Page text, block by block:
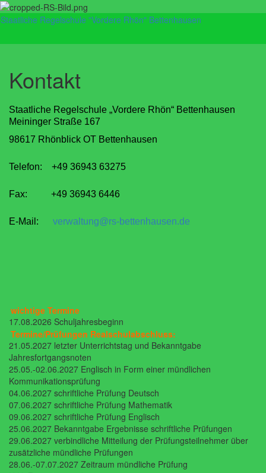
Staatliche Regelschule "Vordere Rhön" Bettenhausen
Kontakt
Staatliche Regelschule „Vordere Rhön“ Bettenhausen
Meininger Straße 167
98617 Rhönblick OT Bettenhausen
Telefon: +49 36943 63275
Fax: +49 36943 6446
E-Mail: verwaltung@rs-bettenhausen.de
wichtige Termine
17.08.2026 Schuljahresbeginn
Termine/Prüfungen Realschulabschluss:
21.05.2027 letzter Unterrichtstag und Bekanntgabe
Jahresfortgangsnoten
25.05.-02.06.2027 Englisch in Form einer mündlichen
Kommunikationsprüfung
04.06.2027 schriftliche Prüfung Deutsch
07.06.2027 schriftliche Prüfung Mathematik
09.06.2027 schriftliche Prüfung Englisch
25.06.2027 Bekanntgabe Ergebnisse schriftliche Prüfungen
29.06.2027 verbindliche Mitteilung der Prüfungsteilnehmer über
zusätzliche mündliche Prüfungen
28.06.-07.07.2027 Zeitraum mündliche Prüfung